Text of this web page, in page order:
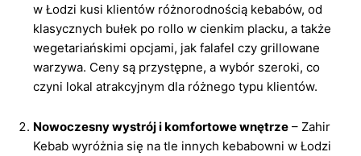
w Łodzi kusi klientów różnorodnością kebabów, od
klasycznych bułek po rollo w cienkim placku, a także
wegetariańskimi opcjami, jak falafel czy grillowane
warzywa. Ceny są przystępne, a wybór szeroki, co
czyni lokal atrakcyjnym dla różnego typu klientów.
Nowoczesny wystrój i komfortowe wnętrze – Zahir
Kebab wyróżnia się na tle innych kebabowni w Łodzi